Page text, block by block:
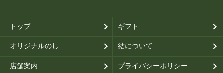
トップ ギフト
オリジナルのし 結について
店舗案内 プライバシーポリシー